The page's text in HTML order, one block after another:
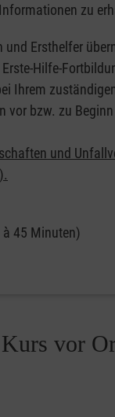
zu
Ersthelfer
Hilfe-
Ihrem
vor bzw. zu
und
à 45 Minuten)
vor